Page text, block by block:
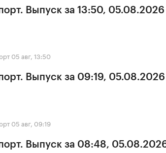
Выпуск за 13:50, 05.08.2026
05 авг, 13:50
Выпуск за 09:19, 05.08.2026
05 авг, 09:19
Выпуск за 08:48,